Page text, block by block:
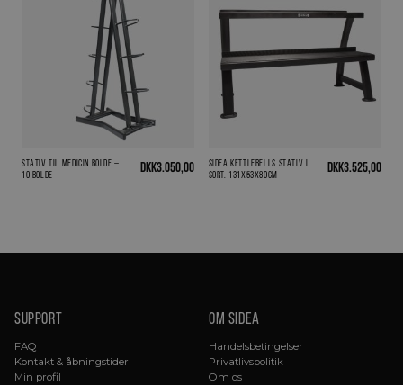
Stativ til Medicin bolde –
10 bolde
DKK3.050,00
Sidea kettlebells stativ I
sort. 131x53x80cm
DKK3.525,00
Support
FAQ
Kontakt & åbningstider
Min profil
Om sidea
Handelsbetingelser
Privatlivspolitik
Om os